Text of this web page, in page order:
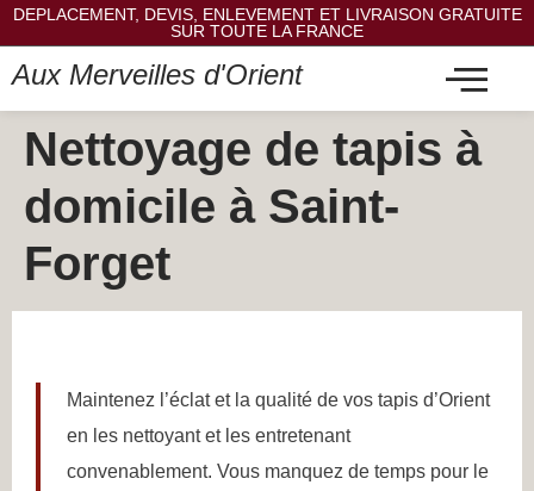
DEPLACEMENT, DEVIS, ENLEVEMENT ET LIVRAISON GRATUITE
SUR TOUTE LA FRANCE
Aux Merveilles d'Orient
Nettoyage de tapis à
domicile à Saint-
Forget
Maintenez l’éclat et la qualité de vos tapis d’Orient
en les nettoyant et les entretenant
convenablement. Vous manquez de temps pour le